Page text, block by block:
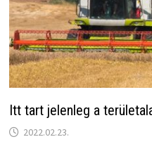
Itt tart jelenleg a
2022.02.23.